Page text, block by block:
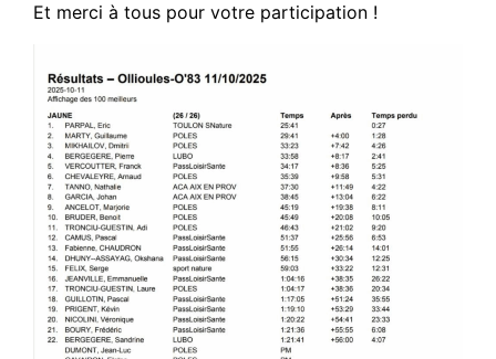
Et merci à tous pour votre participation !